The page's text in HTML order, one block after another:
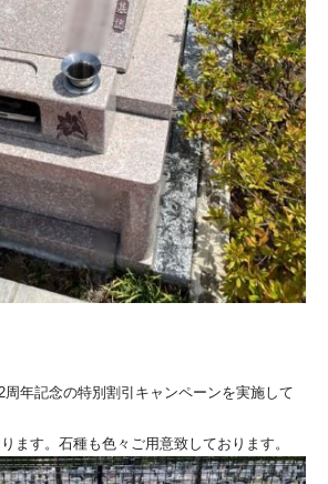
年記念の特別割引キャンペーンを実施して
ます。石種も色々ご用意致しております。